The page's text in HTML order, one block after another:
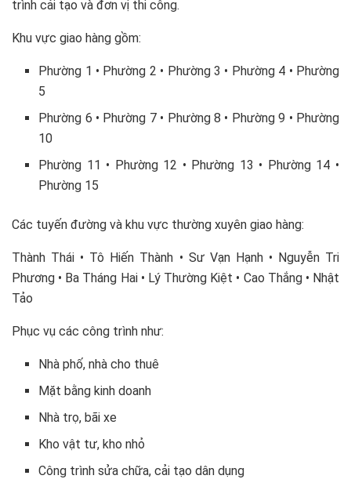
trình cải tạo và đơn vị thi công.
Khu vực giao hàng gồm:
Phường 1 • Phường 2 • Phường 3 • Phường 4 • Phường
5
Phường 6 • Phường 7 • Phường 8 • Phường 9 • Phường
10
Phường 11 • Phường 12 • Phường 13 • Phường 14 •
Phường 15
Các tuyến đường và khu vực thường xuyên giao hàng:
Thành Thái • Tô Hiến Thành • Sư Vạn Hạnh • Nguyễn Tri
Phương • Ba Tháng Hai • Lý Thường Kiệt • Cao Thắng • Nhật
Tảo
Phục vụ các công trình như:
Nhà phố, nhà cho thuê
Mặt bằng kinh doanh
Nhà trọ, bãi xe
Kho vật tư, kho nhỏ
Công trình sửa chữa, cải tạo dân dụng